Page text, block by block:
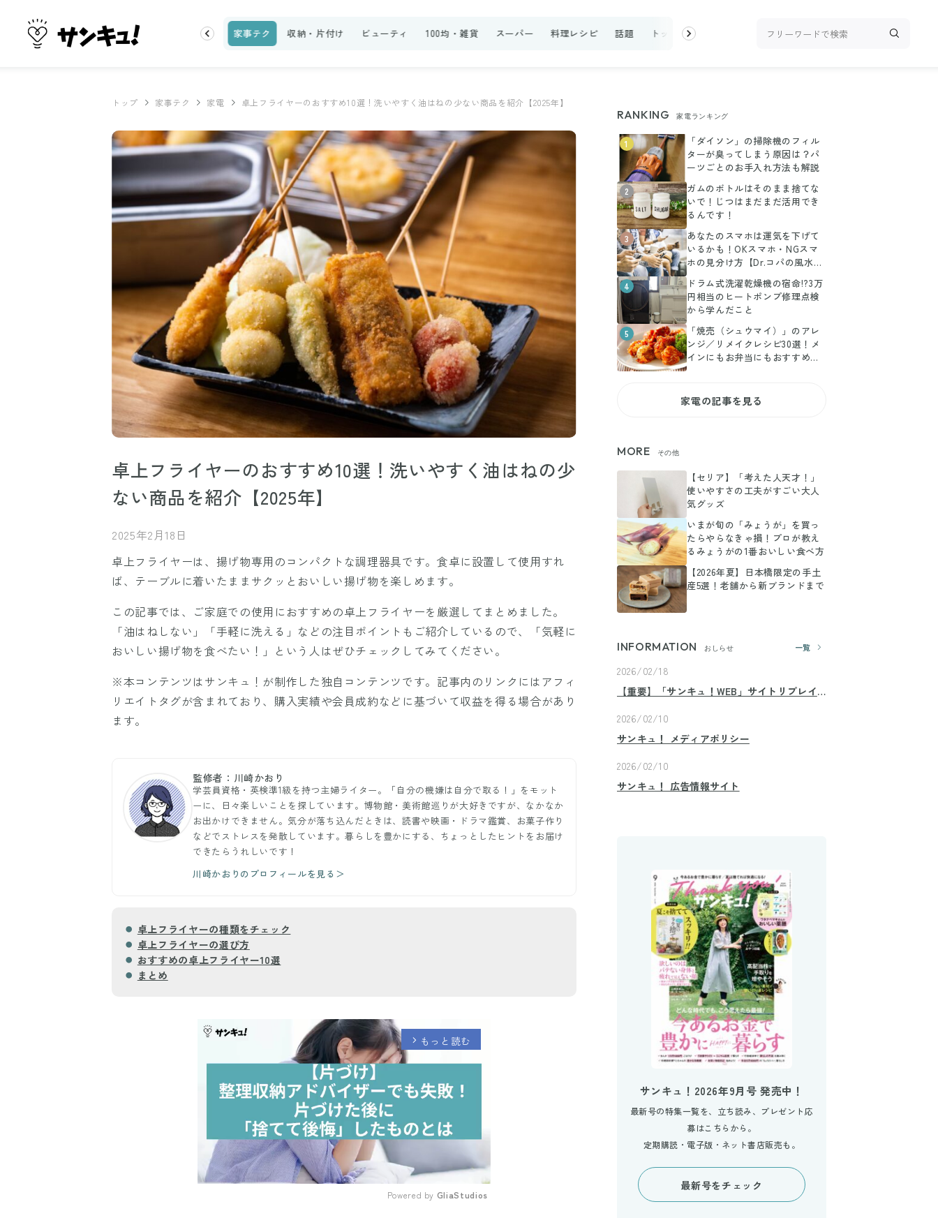
話題 トップ 新着 ランキング お金 家事テク 収納・片付け ビューティ 100均・雑貨 スーパー 料理レシピ 話題 トップ ランキング お金 家事テク 収納・片付
トップ 家事テク 家電 卓上フライヤーのおすすめ10選！洗いやすく油はねの少ない商品を紹介【2025年】
卓上フライヤーのおすすめ10選！洗いやすく油はねの少
ない商品を紹介【2025年】
2025年2月18日
卓上フライヤーは、揚げ物専用のコンパクトな調理器具です。食卓に設置して使用すれ
ば、テーブルに着いたままサクッとおいしい揚げ物を楽しめます。
この記事では、ご家庭での使用におすすめの卓上フライヤーを厳選してまとめました。
「油はねしない」「手軽に洗える」などの注目ポイントもご紹介しているので、「気軽に
おいしい揚げ物を食べたい！」という人はぜひチェックしてみてください。
※本コンテンツはサンキュ！が制作した独自コンテンツです。記事内のリンクにはアフィ
リエイトタグが含まれており、購入実績や会員成約などに基づいて収益を得る場合があり
ます。
監修者：川崎かおり
学芸員資格・英検準1級を持つ主婦ライター。「自分の機嫌は自分で取る！」をモット
ーに、日々楽しいことを探しています。博物館・美術館巡りが大好きですが、なかなか
お出かけできません。気分が落ち込んだときは、読書や映画・ドラマ鑑賞、お菓子作り
などでストレスを発散しています。暮らしを豊かにする、ちょっとしたヒントをお届け
できたらうれしいです！
川崎かおりのプロフィールを見る＞
卓上フライヤーの種類をチェック
卓上フライヤーの選び方
おすすめの卓上フライヤー10選
まとめ
arrow_forward_ios もっと読む
Powered by GliaStudios
RANKING 家電ランキング
1
「ダイソン」の掃除機のフィル
ターが臭ってしまう原因は？パ
ーツごとのお手入れ方法も解説
2
ガムのボトルはそのまま捨てな
いで！じつはまだまだ活用でき
るんです！
3
あなたのスマホは運気を下げて
いるかも！OKスマホ・NGスマ
ホの見分け方【Dr.コパの風水解
4
ドラム式洗濯乾燥機の宿命!?3万
円相当のヒートポンプ修理点検
から学んだこと
5
「焼売（シュウマイ）」のアレ
ンジ／リメイクレシピ30選！メ
インにもお弁当にもおすすめの
家電の記事を見る
MORE その他
【セリア】「考えた人天才！」
使いやすさの工夫がすごい大人
気グッズ
いまが旬の「みょうが」を買っ
たらやらなきゃ損！プロが教え
るみょうがの1番おいしい食べ方
【2026年夏】日本橋限定の手土
産5選！老舗から新ブランドまで
INFORMATION おしらせ 一覧
2026/02/18
【重要】「サンキュ！WEB」サイトリプレイ
2026/02/10
サンキュ！ メディアポリシー
2026/02/10
サンキュ！ 広告情報サイト
サンキュ！2026年9月号 発売中！
最新号の特集一覧を、立ち読み、プレゼント応
募はこちらから。
定期購読・電子版・ネット書店販売も。
最新号をチェック